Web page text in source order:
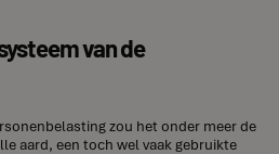
van de
zou het onder meer de
aard, een toch wel vaak gebruikte